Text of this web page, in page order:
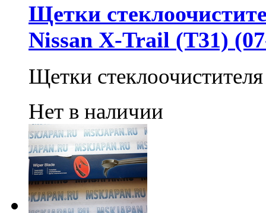
Щетки
Nissan X-Trail (T31)
Щетки
Нет в наличии